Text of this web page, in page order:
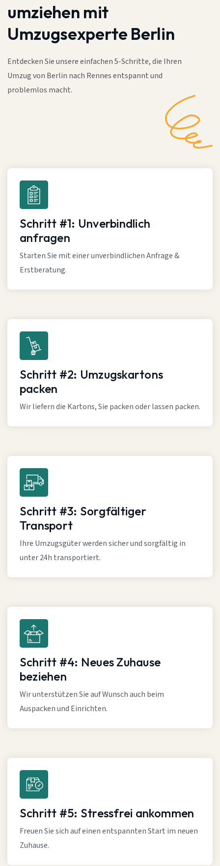
umziehen mit
Umzugsexperte Berlin
Entdecken Sie unsere einfachen 5-Schritte, die Ihren
Umzug von Berlin nach Rennes entspannt und
problemlos macht.
Schritt #1: Unverbindlich
anfragen
Starten Sie mit einer unverbindlichen Anfrage &
Erstberatung.
Schritt #2: Umzugskartons
packen
Wir liefern die Kartons, Sie packen oder lassen packen.
Schritt #3: Sorgfältiger
Transport
Ihre Umzugsgüter werden sicher und sorgfältig in
unter 24h transportiert.
Schritt #4: Neues Zuhause
beziehen
Wir unterstützen Sie auf Wunsch auch beim
Auspacken und Einrichten.
Schritt #5: Stressfrei ankommen
Freuen Sie sich auf einen entspannten Start im neuen
Zuhause.